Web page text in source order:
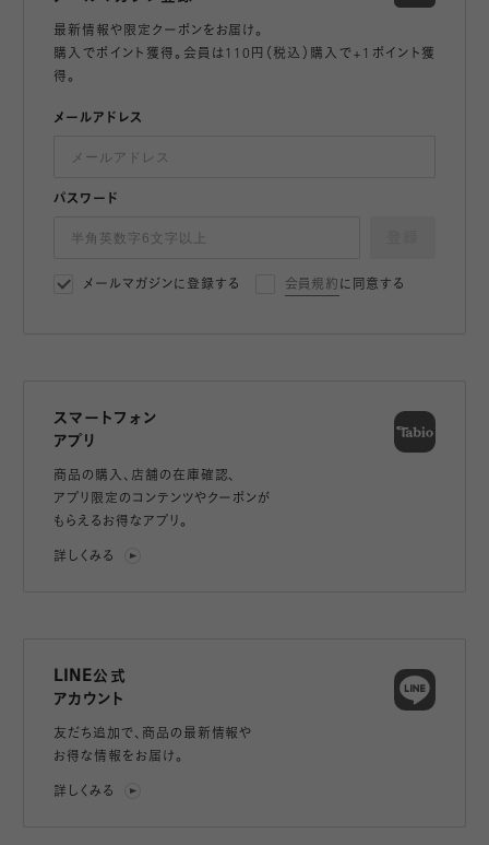
最新情報や限定クーポンをお届け。
購入でポイント獲得。会員は110円（税込）購入で+1ポイント獲
得。
メールアドレス
パスワード
メールマガジンに登録する 会員規約 に同意する
スマートフォン
アプリ
商品の購入、店舗の在庫確認、
アプリ限定のコンテンツやクーポンが
もらえるお得なアプリ。
詳しくみる
LINE公式
アカウント
友だち追加で、 商品の最新情報や
お得な情報をお届け。
詳しくみる